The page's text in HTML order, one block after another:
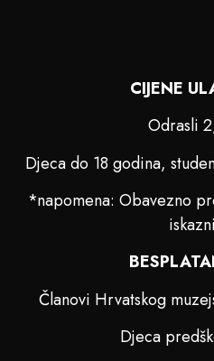
CIJENE
Odrasli
Djeca do 18 godina,
*napomena: Obavezno
Članovi Hrvatskog
Djeca